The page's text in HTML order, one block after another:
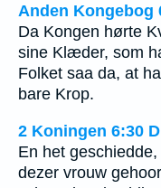
Anden Kongebog
Da Kongen hørte
sine Klæder, som
Folket saa da, at
bare Krop.
2 Koningen 6:30
En het
dezer vrouw